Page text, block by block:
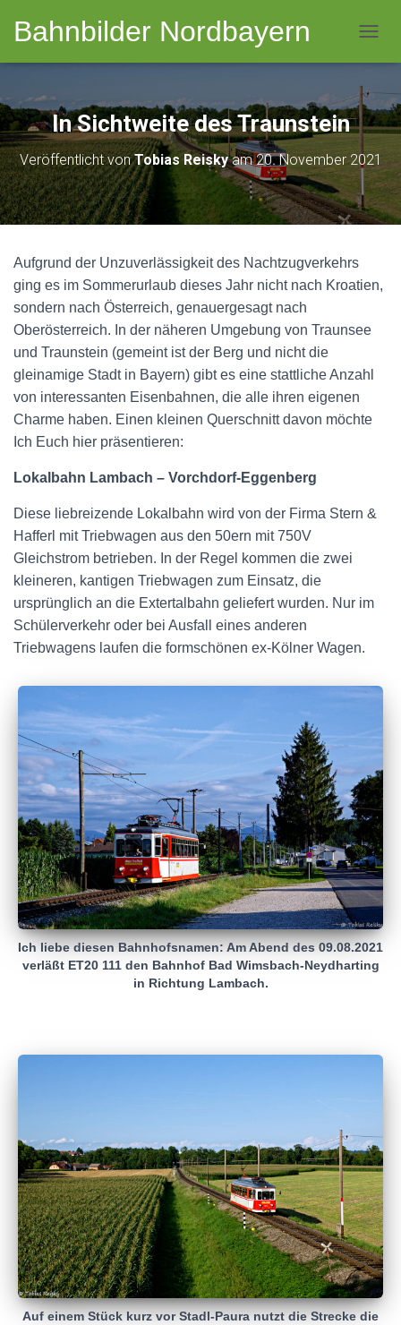
Bahnbilder Nordbayern
In Sichtweite des Traunstein
Veröffentlicht vonTobias Reiskyam20. November 2021
Aufgrund der Unzuverlässigkeit des Nachtzugverkehrs
ging es im Sommerurlaub dieses Jahr nicht nach Kroatien,
sondern nach Österreich, genauergesagt nach
Oberösterreich. In der näheren Umgebung von Traunsee
und Traunstein (gemeint ist der Berg und nicht die
gleinamige Stadt in Bayern) gibt es eine stattliche Anzahl
von interessanten Eisenbahnen, die alle ihren eigenen
Charme haben. Einen kleinen Querschnitt davon möchte
Ich Euch hier präsentieren:
Lokalbahn Lambach – Vorchdorf-Eggenberg
Diese liebreizende Lokalbahn wird von der Firma Stern &
Hafferl mit Triebwagen aus den 50ern mit 750V
Gleichstrom betrieben. In der Regel kommen die zwei
kleineren, kantigen Triebwagen zum Einsatz, die
ursprünglich an die Extertalbahn geliefert wurden. Nur im
Schülerverkehr oder bei Ausfall eines anderen
Triebwagens laufen die formschönen ex-Kölner Wagen.
Ich liebe diesen Bahnhofsnamen: Am Abend des 09.08.2021
verläßt ET20 111 den Bahnhof Bad Wimsbach-Neydharting
in Richtung Lambach.
Auf einem Stück kurz vor Stadl-Paura nutzt die Strecke die